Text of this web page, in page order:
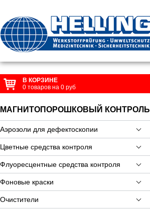
В КОРЗИНЕ
0 товаров на 0 руб
МАГНИТОПОРОШКОВЫЙ КОНТРОЛЬ
Аэрозоли для дефектоскопии
Цветные средства контроля
Флуоресцентные средства контроля
Фоновые краски
Очистители